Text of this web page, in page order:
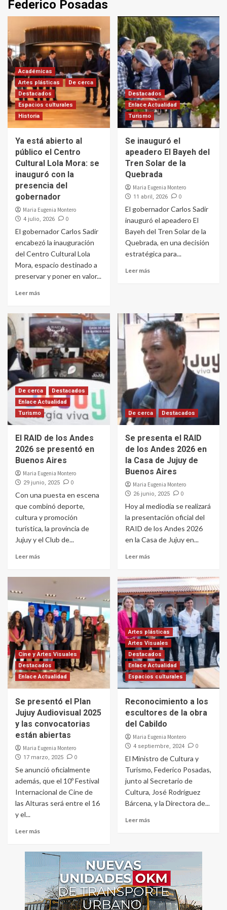
Federico Posadas
Académicas
Artes plásticas
De cerca
Destacados
Espacios culturales
Historia
Ya está abierto al
público el Centro
Cultural Lola Mora: se
inauguró con la
presencia del
gobernador
Maria Eugenia Montero
4 julio, 2026 0
El gobernador Carlos Sadir
encabezó la inauguración
del Centro Cultural Lola
Mora, espacio destinado a
preservar y poner en valor...
Leer más
Destacados
Enlace Actualidad
Turismo
Se inauguró el
apeadero El Bayeh del
Tren Solar de la
Quebrada
Maria Eugenia Montero
11 abril, 2026 0
El gobernador Carlos Sadir
inauguró el apeadero El
Bayeh del Tren Solar de la
Quebrada, en una decisión
estratégica para...
Leer más
De cerca
Destacados
Enlace Actualidad
Turismo
El RAID de los Andes
2026 se presentó en
Buenos Aires
Maria Eugenia Montero
29 junio, 2025 0
Con una puesta en escena
que combinó deporte,
cultura y promoción
turística, la provincia de
Jujuy y el Club de...
Leer más
De cerca Destacados
Se presenta el RAID
de los Andes 2026 en
la Casa de Jujuy de
Buenos Aires
Maria Eugenia Montero
26 junio, 2025 0
Hoy al mediodía se realizará
la presentación oficial del
RAID de los Andes 2026
en la Casa de Jujuy en...
Leer más
Cine y Artes Visuales
Destacados
Enlace Actualidad
Se presentó el Plan
Jujuy Audiovisual 2025
y las convocatorias
están abiertas
Maria Eugenia Montero
17 marzo, 2025 0
Se anunció oficialmente
además, que el 10º Festival
Internacional de Cine de
las Alturas será entre el 16
y el...
Leer más
Artes plásticas
Artes Visuales
Destacados
Enlace Actualidad
Espacios culturales
Reconocimiento a los
escultores de la obra
del Cabildo
Maria Eugenia Montero
4 septiembre, 2024 0
El Ministro de Cultura y
Turismo, Federico Posadas,
junto al Secretario de
Cultura, José Rodríguez
Bárcena, y la Directora de...
Leer más